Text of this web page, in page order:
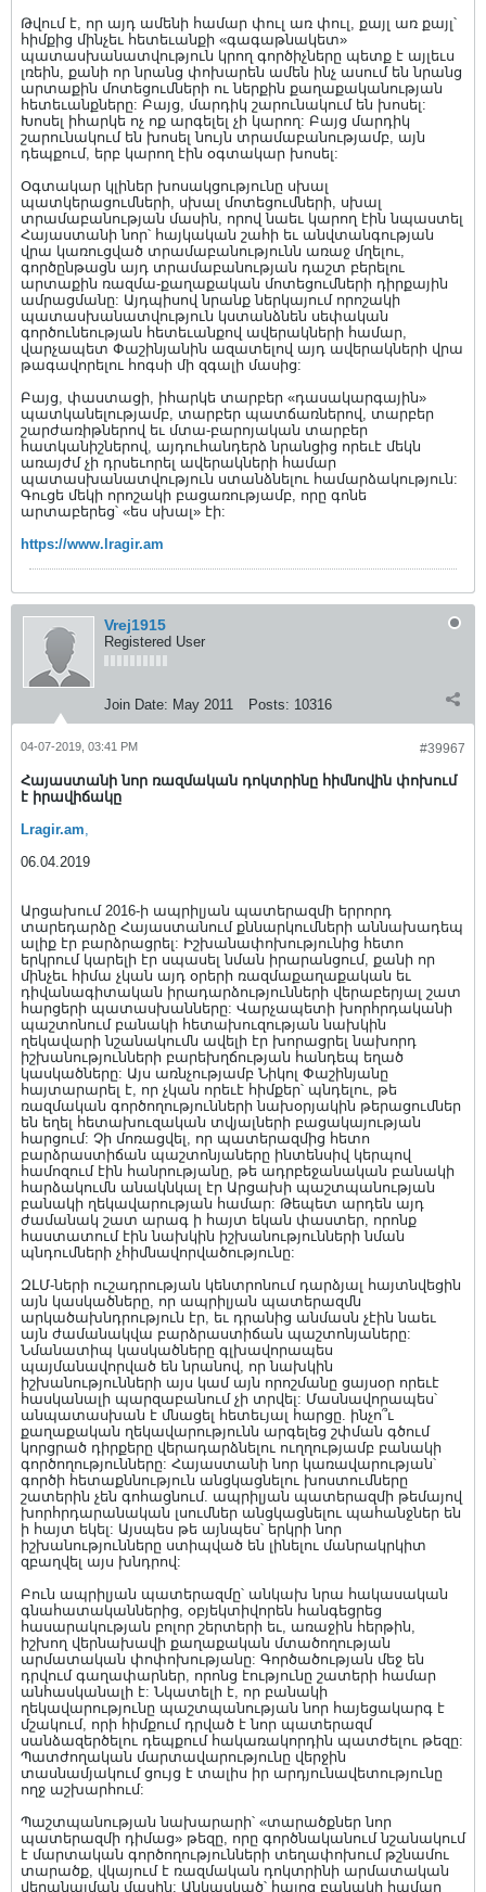
Թվում է, որ այդ ամենի համար փուլ առ փուլ, քայլ առ քայլ՝
հիմքից մինչեւ հետեւանքի «գագաթնակետ»
պատասխանատվություն կրող գործիչները պետք է այլեւս
լռեին, քանի որ նրանց փոխարեն ամեն ինչ ասում են նրանց
արտաքին մոտեցումների ու ներքին քաղաքականության
հետեւանքները: Բայց, մարդիկ շարունակում են խոսել:
Խոսել իհարկե ոչ ոք արգելել չի կարող: Բայց մարդիկ
շարունակում են խոսել նույն տրամաբանությամբ, այն
դեպքում, երբ կարող էին օգտակար խոսել:
Օգտակար կլիներ խոսակցությունը սխալ
պատկերացումների, սխալ մոտեցումների, սխալ
տրամաբանության մասին, որով նաեւ կարող էին նպաստել
Հայաստանի նոր՝ հայկական շահի եւ անվտանգության
վրա կառուցված տրամաբանությունն առաջ մղելու,
գործընթացն այդ տրամաբանության դաշտ բերելու
արտաքին ռազմա-քաղաքական մոտեցումների դիրքային
ամրացմանը: Այդպիսով նրանք ներկայում որոշակի
պատասխանատվություն կստանձնեն սեփական
գործունեության հետեւանքով ավերակների համար,
վարչապետ Փաշինյանին ազատելով այդ ավերակների վրա
թագավորելու հոգսի մի զգալի մասից:
Բայց, փաստացի, իհարկե տարբեր «դասակարգային»
պատկանելությամբ, տարբեր պատճառներով, տարբեր
շարժառիթներով եւ մտա-բարոյական տարբեր
հատկանիշներով, այդուհանդերձ նրանցից որեւէ մեկն
առայժմ չի դրսեւորել ավերակների համար
պատասխանատվություն ստանձնելու համարձակություն:
Գուցե մեկի որոշակի բացառությամբ, որը գոնե
արտաբերեց՝ «ես սխալ» էի:
https://www.lragir.am
Vrej1915
Registered User
Join Date: May 2011 Posts: 10316
#39967
04-07-2019, 03:41 PM
Հայաստանի նոր ռազմական դոկտրինը հիմնովին փոխում
է իրավիճակը
Lragir.am
06.04.2019
Արցախում 2016-ի ապրիլյան պատերազմի երրորդ
տարեդարձը Հայաստանում քննարկումների աննախադեպ
ալիք էր բարձրացրել: Իշխանափոխությունից հետո
երկրում կարելի էր սպասել նման իրարանցում, քանի որ
մինչեւ հիմա չկան այդ օրերի ռազմաքաղաքական եւ
դիվանագիտական իրադարձությունների վերաբերյալ շատ
հարցերի պատասխանները: Վարչապետի խորհրդականի
պաշտոնում բանակի հետախուզության նախկին
ղեկավարի նշանակումն ավելի էր խորացրել նախորդ
իշխանությունների բարեխղճության հանդեպ եղած
կասկածները: Այս առնչությամբ Նիկոլ Փաշինյանը
հայտարարել է, որ չկան որեւէ հիմքեր՝ պնդելու, թե
ռազմական գործողությունների նախօրյակին թերացումներ
են եղել հետախուզական տվյալների բացակայության
հարցում: Չի մոռացվել, որ պատերազմից հետո
բարձրաստիճան պաշտոնյաները ինտենսիվ կերպով
համոզում էին հանրությանը, թե ադրբեջանական բանակի
հարձակումն անակնկալ էր Արցախի պաշտպանության
բանակի ղեկավարության համար: Թեպետ արդեն այդ
ժամանակ շատ արագ ի հայտ եկան փաստեր, որոնք
հաստատում էին նախկին իշխանությունների նման
պնդումների չհիմնավորվածությունը:
ԶԼՄ-ների ուշադրության կենտրոնում դարձյալ հայտնվեցին
այն կասկածները, որ ապրիլյան պատերազմն
արկածախնդրություն էր, եւ դրանից անմասն չէին նաեւ
այն ժամանակվա բարձրաստիճան պաշտոնյաները:
Նմանատիպ կասկածները գլխավորապես
պայմանավորված են նրանով, որ նախկին
իշխանությունների այս կամ այն որոշմանը ցայսօր որեւէ
հասկանալի պարզաբանում չի տրվել: Մասնավորապես՝
անպատասխան է մնացել հետեւյալ հարցը. ինչո՞ւ
քաղաքական ղեկավարությունն արգելեց շփման գծում
կորցրած դիրքերը վերադարձնելու ուղղությամբ բանակի
գործողությունները: Հայաստանի նոր կառավարության՝
գործի հետաքննություն անցկացնելու խոստումները
շատերին չեն գոհացնում. ապրիլյան պատերազմի թեմայով
խորհրդարանական լսումներ անցկացնելու պահանջներ են
ի հայտ եկել: Այսպես թե այնպես՝ երկրի նոր
իշխանությունները ստիպված են լինելու մանրակրկիտ
զբաղվել այս խնդրով:
Բուն ապրիլյան պատերազմը՝ անկախ նրա հակասական
գնահատականներից, օբյեկտիվորեն հանգեցրեց
հասարակության բոլոր շերտերի եւ, առաջին հերթին,
իշխող վերնախավի քաղաքական մտածողության
արմատական փոփոխությանը: Գործածության մեջ են
դրվում գաղափարներ, որոնց էությունը շատերի համար
անհասկանալի է: Նկատելի է, որ բանակի
ղեկավարությունը պաշտպանության նոր հայեցակարգ է
մշակում, որի հիմքում դրված է նոր պատերազմ
սանձազերծելու դեպքում հակառակորդին պատժելու թեզը:
Պատժողական մարտավարությունը վերջին
տասնամյակում ցույց է տալիս իր արդյունավետությունը
ողջ աշխարհում:
Պաշտպանության նախարարի՝ «տարածքներ նոր
պատերազմի դիմաց» թեզը, որը գործնականում նշանակում
է մարտական գործողությունների տեղափոխում թշնամու
տարածք, վկայում է ռազմական դոկտրինի արմատական ​​
վերանայման մասին: Անկասկած՝ հայոց բանակի համար